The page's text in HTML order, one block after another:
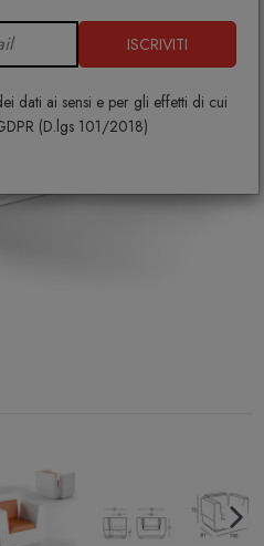
ISCRIVITI
dati ai sensi e per gli effetti di cui
(D.lgs 101/2018)